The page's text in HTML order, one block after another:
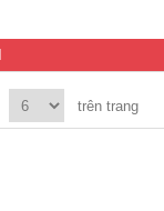
trên trang